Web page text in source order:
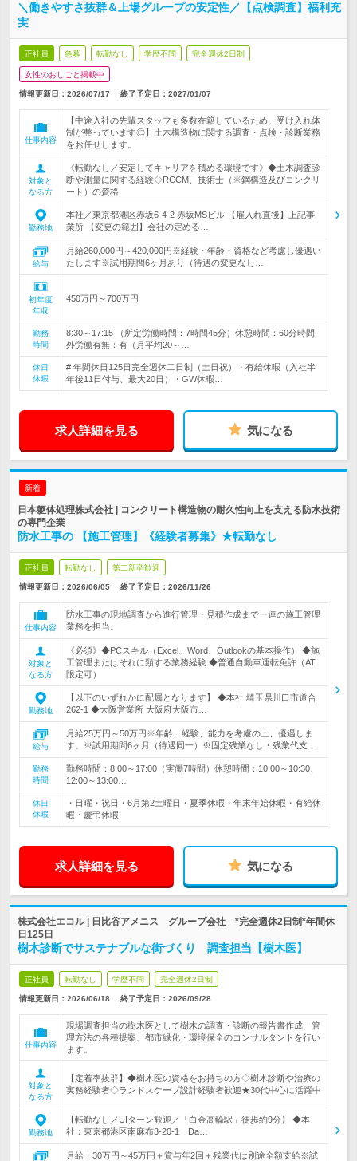
＼働きやすさ抜群＆上場グループの安定性／【点検調査】福利充
実
正社員 急募 転勤なし 学歴不問 完全週休2日制
女性のおしごと掲載中
情報更新日：2026/07/17 終了予定日： 2027/01/07
仕事内容
【中途入社の先輩スタッフも多数在籍しているため、受け入れ体
制が整っています◎】土木構造物に関する調査・点検・診断業務
をお任せします。
対象と
なる方
《転勤なし／安定してキャリアを積める環境です》◆土木調査診
断や測量に関する経験◇RCCM、技術士（※鋼構造及びコンクリ
ート）の資格
勤務地
本社／東京都港区赤坂6-4-2 赤坂MSビル 【雇入れ直後】上記事
業所 【変更の範囲】会社の定める…
給与
月給260,000円～420,000円※経験・年齢・資格など考慮し優遇い
たします※試用期間6ヶ月あり（待遇の変更なし…
初年度
年収
450万円～700万円
勤務
時間
8:30～17:15 （所定労働時間：7時間45分）休憩時間：60分時間
外労働有無：有（月平均20～…
休日
休暇
# 年間休日125日完全週休二日制（土日祝）・有給休暇（入社半
年後11日付与、最大20日）・GW休暇…
求人詳細を見る 気になる
新着
日本躯体処理株式会社 | コンクリート構造物の耐久性向上を支える防水技術
の専門企業
防水工事の 【施工管理】《経験者募集》★転勤なし
正社員 転勤なし 第二新卒歓迎
情報更新日：2026/06/05 終了予定日： 2026/11/26
仕事内容
防水工事の現地調査から進行管理・見積作成まで一連の施工管理
業務を担当。
対象と
なる方
《必須》◆PCスキル（Excel、Word、Outlookの基本操作） ◆施
工管理またはそれに類する業務経験 ◆普通自動車運転免許（AT
限定可）
勤務地
【以下のいずれかに配属となります】 ◆本社 埼玉県川口市道合
262-1 ◆大阪営業所 大阪府大阪市…
給与
月給25万円～50万円※年齢、経験、能力を考慮の上、優遇しま
す。※試用期間6ヶ月（待遇同一）※固定残業なし・残業代支…
勤務
時間
勤務時間：8:00～17:00（実働7時間）休憩時間：10:00～10:30、
12:00～13:00…
休日
休暇
・日曜・祝日・6月第2土曜日・夏季休暇・年末年始休暇・有給休
暇・慶弔休暇
求人詳細を見る 気になる
株式会社エコル | 日比谷アメニス グループ会社 *完全週休2日制*年間休
日125日
樹木診断でサステナブルな街づくり 調査担当【樹木医】
正社員 転勤なし 学歴不問 完全週休2日制
情報更新日：2026/06/18 終了予定日： 2026/09/28
仕事内容
現場調査担当の樹木医として樹木の調査・診断の報告書作成、管
理方法の各種提案、都市緑化・環境保全のコンサルタントを行い
ます。
対象と
なる方
【定着率抜群】◆樹木医の資格をお持ちの方◇樹木診断や治療の
実務経験者◇ランドスケープ設計経験者歓迎★30代中心に活躍中
勤務地
【転勤なし／UIターン歓迎／「白金高輪駅」徒歩約9分】 ◆本
社：東京都港区南麻布3-20-1 Da…
月給：30万円～45万円＋賞与年2回＋残業代は別途全額支給※試